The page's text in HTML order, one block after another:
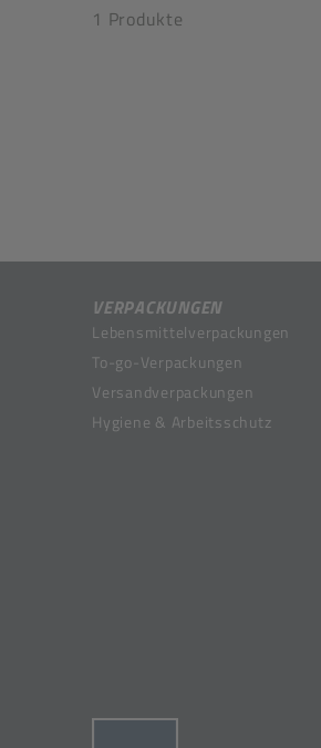
1 Produkte
VERPACKUNGEN
Lebensmittelverpackungen
To-go-Verpackungen
Versandverpackungen
Hygiene & Arbeitsschutz